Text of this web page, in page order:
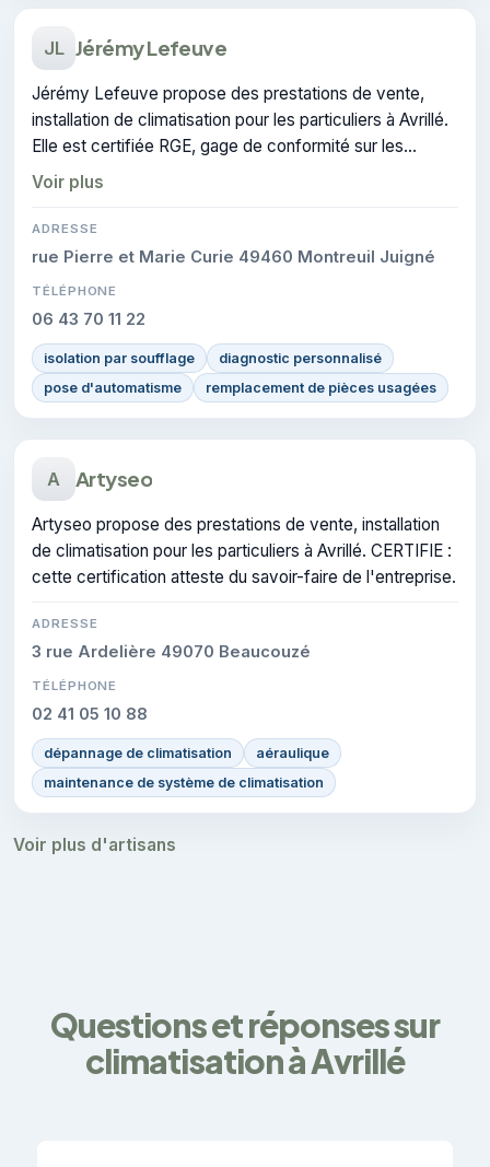
JL Jérémy Lefeuve
Jérémy Lefeuve propose des prestations de vente,
installation de climatisation pour les particuliers à Avrillé.
Elle est certifiée RGE, gage de conformité sur les
interventions réalisées.
Voir plus
ADRESSE
rue Pierre et Marie Curie 49460 Montreuil Juigné
TÉLÉPHONE
06 43 70 11 22
isolation par soufflage
diagnostic personnalisé
pose d'automatisme
remplacement de pièces usagées
A Artyseo
Artyseo propose des prestations de vente, installation
de climatisation pour les particuliers à Avrillé. CERTIFIE :
cette certification atteste du savoir-faire de l'entreprise.
ADRESSE
3 rue Ardelière 49070 Beaucouzé
TÉLÉPHONE
02 41 05 10 88
dépannage de climatisation
aéraulique
maintenance de système de climatisation
Voir plus d'artisans
Questions et réponses sur
climatisation à Avrillé